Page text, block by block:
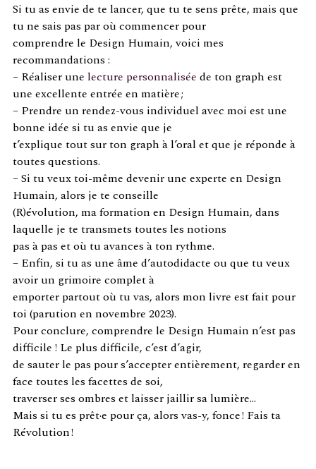
Si tu as envie de te lancer, que tu te sens prête, mais que
tu ne sais pas par où commencer pour
comprendre le Design Humain, voici mes
recommandations :
– Réaliser une lecture personnalisée de ton graph est
une excellente entrée en matière ;
– Prendre un rendez-vous individuel avec moi est une
bonne idée si tu as envie que je
t’explique tout sur ton graph à l’oral et que je réponde à
toutes questions.
– Si tu veux toi-même devenir une experte en Design
Humain, alors je te conseille
(R)évolution, ma formation en Design Humain, dans
laquelle je te transmets toutes les notions
pas à pas et où tu avances à ton rythme.
– Enfin, si tu as une âme d’autodidacte ou que tu veux
avoir un grimoire complet à
emporter partout où tu vas, alors mon livre est fait pour
toi (parution en novembre 2023).
Pour conclure, comprendre le Design Humain n’est pas
difficile ! Le plus difficile, c’est d’agir,
de sauter le pas pour s’accepter entièrement, regarder en
face toutes les facettes de soi,
traverser ses ombres et laisser jaillir sa lumière…
Mais si tu es prêt·e pour ça, alors vas-y, fonce ! Fais ta
Révolution !